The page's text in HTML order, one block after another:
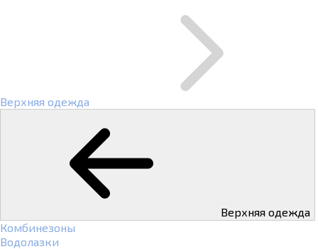
Верхняя одежда
Верхняя одежда
Комбинезоны
Водолазки